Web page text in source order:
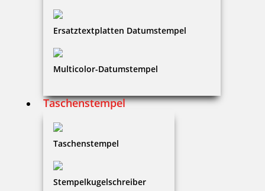
Ersatztextplatten Datumstempel
Multicolor-Datumstempel
Taschenstempel
Taschenstempel
Stempelkugelschreiber
Jetzt gestalten
Modico Stempel Flash M6
47,02 €